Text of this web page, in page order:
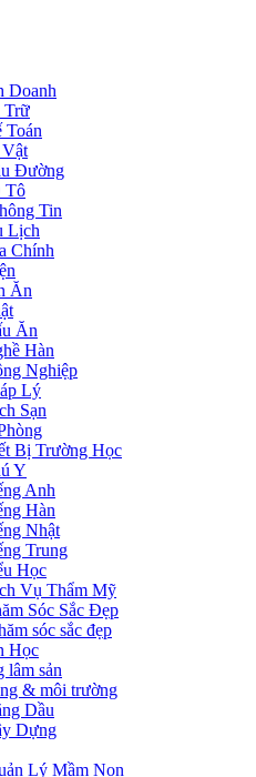
Doanh
Trữ
Toán
Đường
Tô
Tin
Lịch
Chính
Ăn
Ăn
Hàn
Nghiệp
Lý
Sạn
Bị Trường Học
Y
Anh
Hàn
Nhật
Trung
Học
Vụ Thẩm Mỹ
Sóc Sắc Đẹp
sóc sắc đẹp
Học
lâm sản
& môi trường
Dầu
Dựng
Lý Mầm Non